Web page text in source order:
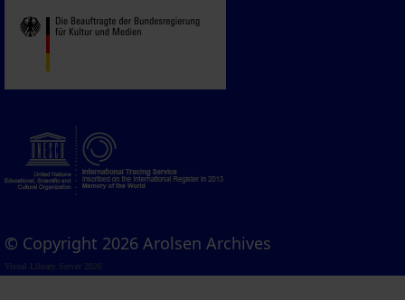
© Copyright 2026 Arolsen Archives
Visual Library Server 2026